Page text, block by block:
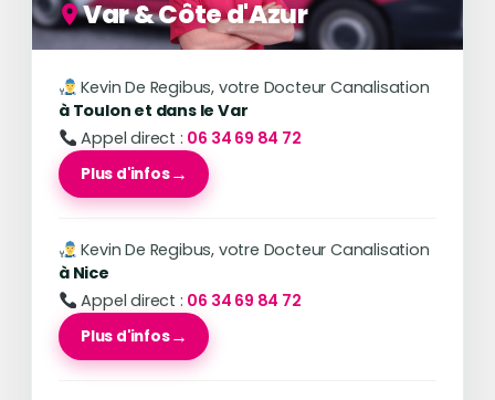
Var & Côte d'Azur
Kevin De Regibus, votre Docteur Canalisation
à Toulon et dans le Var
Appel direct : 06 34 69 84 72
Plus d'infos
Kevin De Regibus, votre Docteur Canalisation
à Nice
Appel direct : 06 34 69 84 72
Plus d'infos